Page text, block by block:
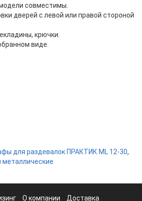
совместимы.
дверей с левой или правой стороной
крючки.
виде.
для раздевалок ПРАКТИК ML 12-30,
О компании Доставка